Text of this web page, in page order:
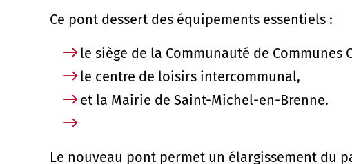
Ce pont dessert des équipements essentiels :
le siège de la Communauté de Communes
le centre de loisirs intercommunal,
et la Mairie de Saint-Michel-en-Brenne.
Le nouveau pont permet un élargissement du